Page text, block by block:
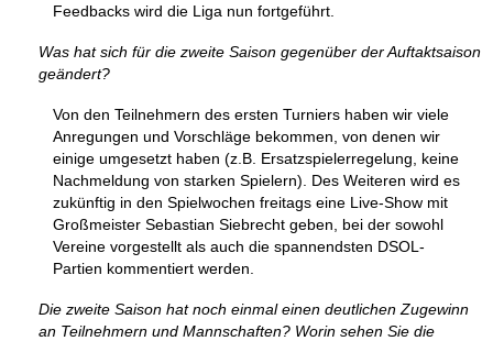
Feedbacks wird die Liga nun fortgeführt.
Was hat sich für die zweite Saison gegenüber der Auftaktsaison
geändert?
Von den Teilnehmern des ersten Turniers haben wir viele
Anregungen und Vorschläge bekommen, von denen wir
einige umgesetzt haben (z.B. Ersatzspielerregelung, keine
Nachmeldung von starken Spielern). Des Weiteren wird es
zukünftig in den Spielwochen freitags eine Live-Show mit
Großmeister Sebastian Siebrecht geben, bei der sowohl
Vereine vorgestellt als auch die spannendsten DSOL-
Partien kommentiert werden.
Die zweite Saison hat noch einmal einen deutlichen Zugewinn
an Teilnehmern und Mannschaften? Worin sehen Sie die